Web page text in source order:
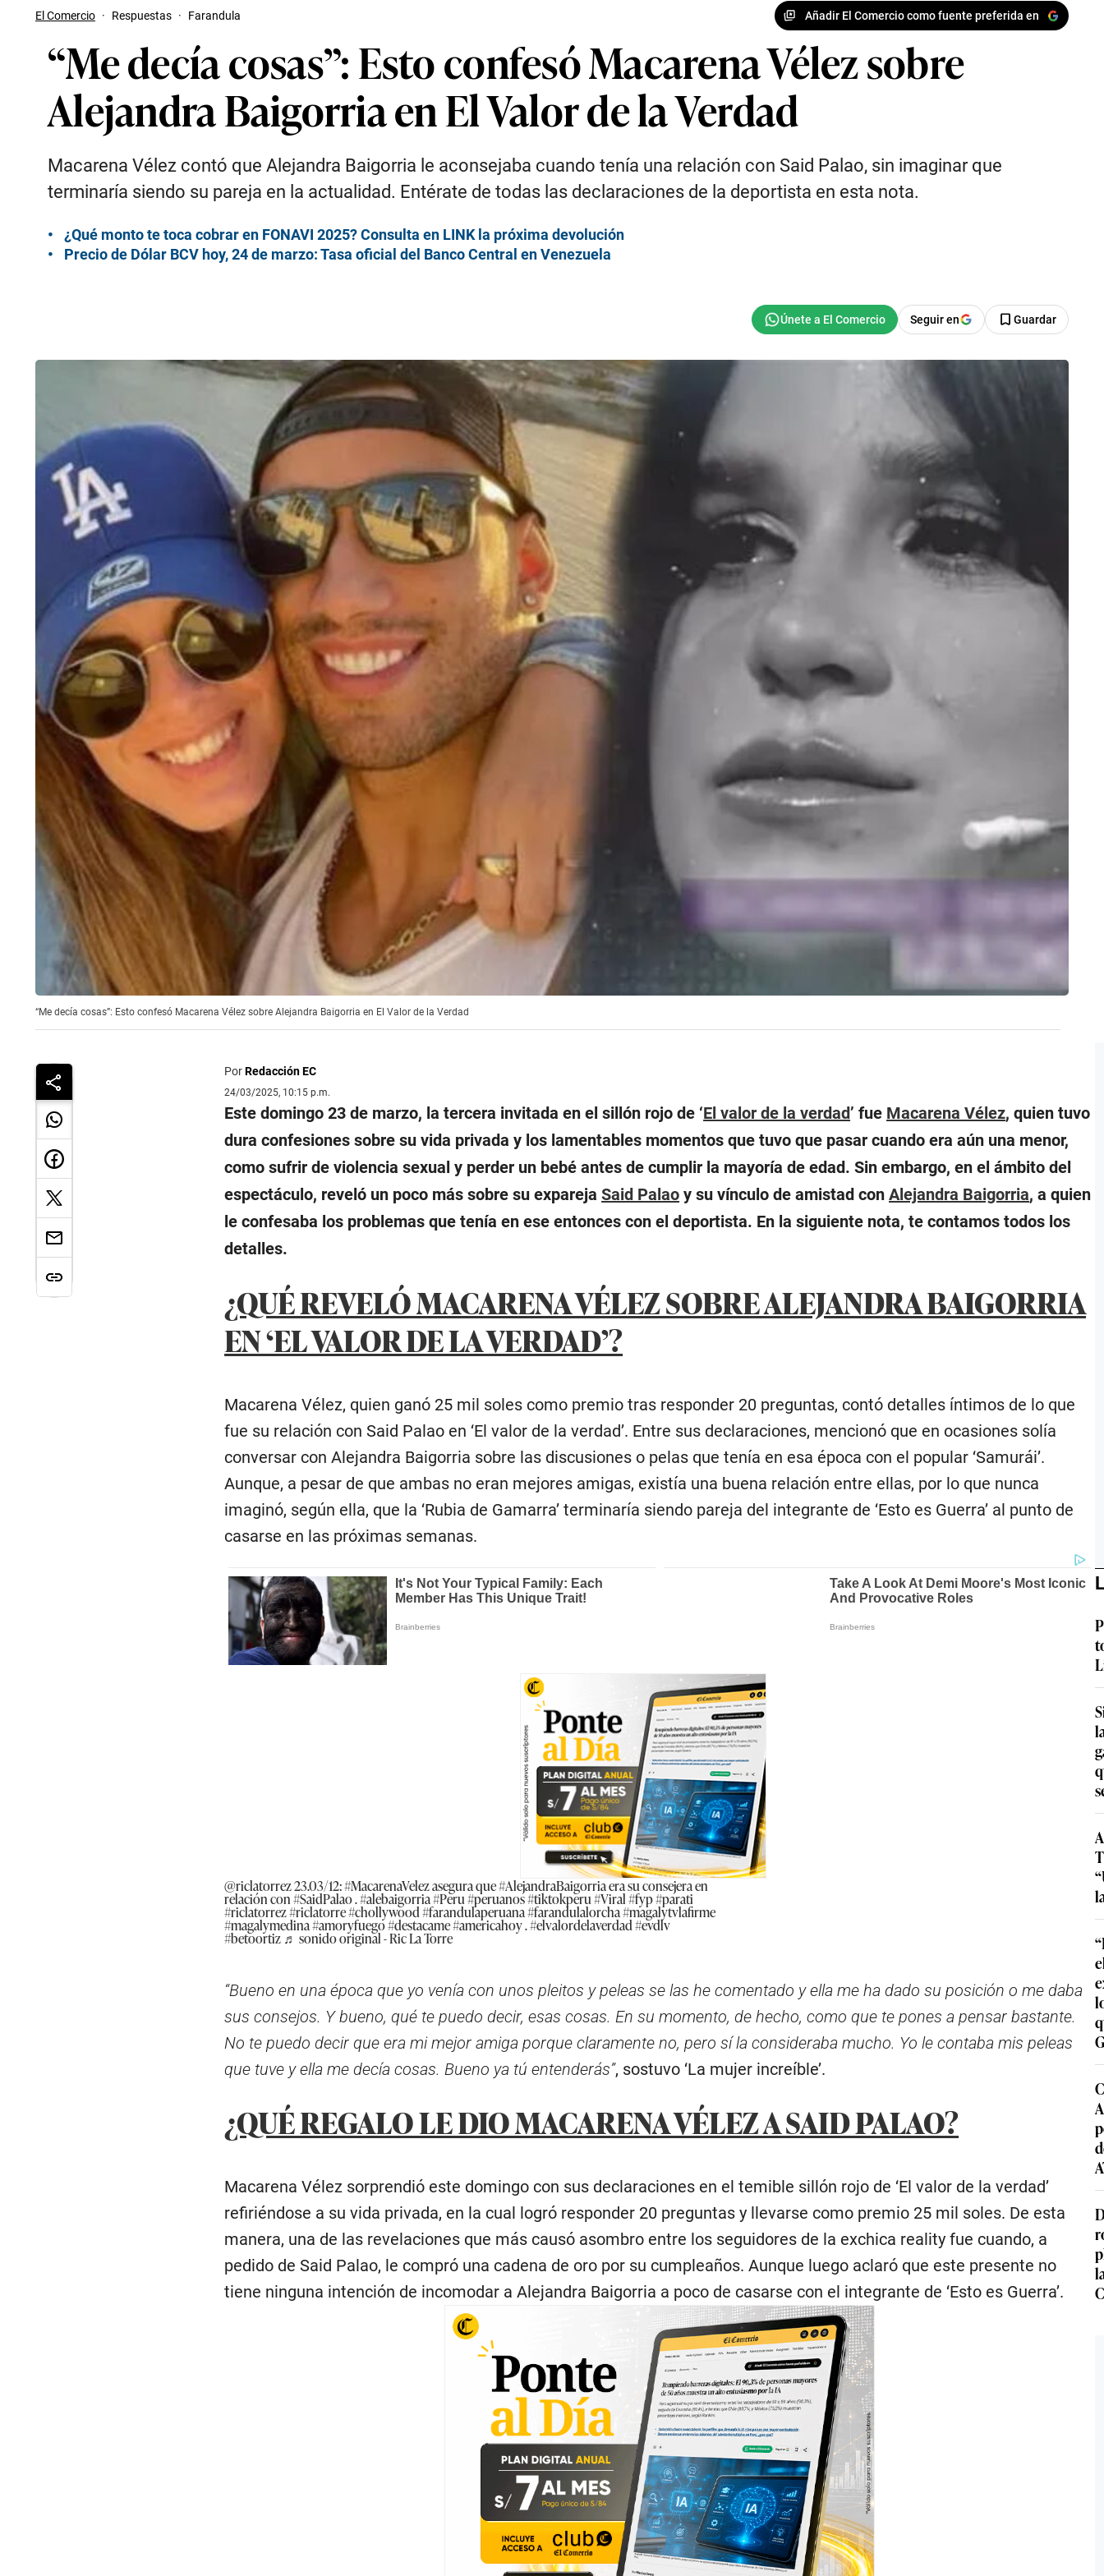
El Comercio · Respuestas · Farandula Añadir El Comercio como fuente preferida en
“Me decía cosas”: Esto confesó Macarena Vélez sobre
Alejandra Baigorria en El Valor de la Verdad
Macarena Vélez contó que Alejandra Baigorria le aconsejaba cuando tenía una relación con Said Palao, sin imaginar que
terminaría siendo su pareja en la actualidad. Entérate de todas las declaraciones de la deportista en esta nota.
¿Qué monto te toca cobrar en FONAVI 2025? Consulta en LINK la próxima devolución
Precio de Dólar BCV hoy, 24 de marzo: Tasa oficial del Banco Central en Venezuela
Seguir en Guardar
“Me decía cosas”: Esto confesó Macarena Vélez sobre Alejandra Baigorria en El Valor de la Verdad
PorRedacción EC
24/03/2025, 10:15 p.m.
Este domingo 23 de marzo, la tercera invitada en el sillón rojo de ‘El valor de la verdad’ fue Macarena Vélez, quien tuvo
dura confesiones sobre su vida privada y los lamentables momentos que tuvo que pasar cuando era aún una menor,
como sufrir de violencia sexual y perder un bebé antes de cumplir la mayoría de edad. Sin embargo, en el ámbito del
espectáculo, reveló un poco más sobre su exparejaSaid Palao y su vínculo de amistad conAlejandra Baigorria, a quien
le confesaba los problemas que tenía en ese entonces con el deportista. En la siguiente nota, te contamos todos los
detalles.
¿QUÉ REVELÓ MACARENA VÉLEZ SOBRE ALEJANDRA BAIGORRIA
EN ‘EL VALOR DE LA VERDAD’?
Macarena Vélez, quien ganó 25 mil soles como premio tras responder 20 preguntas, contó detalles íntimos de lo que
fue su relación con Said Palao en ‘El valor de la verdad’. Entre sus declaraciones, mencionó que en ocasiones solía
conversar con Alejandra Baigorria sobre las discusiones o pelas que tenía en esa época con el popular ‘Samurái’.
Aunque, a pesar de que ambas no eran mejores amigas, existía una buena relación entre ellas, por lo que nunca
imaginó, según ella, que la ‘Rubia de Gamarra’ terminaría siendo pareja del integrante de ‘Esto es Guerra’ al punto de
casarse en las próximas semanas.
@riclatorrez23.03/12:#MacarenaVelezasegura que#AlejandraBaigorriaera su consejera en
relación con#SaidPalao.#alebaigorria#Peru#peruanos#tiktokperu#Viral#fyp#parati
#riclatorrez#riclatorre#chollywood#farandulaperuana#farandulalorcha#magalytvlafirme
#magalymedina#amoryfuego#destacame#americahoy.#elvalordelaverdad#evdlv
#betoortiz ♬ sonido original - Ric La Torre
“Bueno en una época que yo venía con unos pleitos y peleas se las he comentado y ella me ha dado su posición o me daba
sus consejos. Y bueno, qué te puedo decir, esas cosas. En su momento, de hecho, como que te pones a pensar bastante.
No te puedo decir que era mi mejor amiga porque claramente no, pero sí la consideraba mucho. Yo le contaba mis peleas
que tuve y ella me decía cosas. Bueno ya tú entenderás”, sostuvo ‘La mujer increíble’.
¿QUÉ REGALO LE DIO MACARENA VÉLEZ A SAID PALAO?
Macarena Vélez sorprendió este domingo con sus declaraciones en el temible sillón rojo de ‘El valor de la verdad’
refiriéndose a su vida privada, en la cual logró responder 20 preguntas y llevarse como premio 25 mil soles. De esta
manera, una de las revelaciones que más causó asombro entre los seguidores de la exchica reality fue cuando, a
pedido de Said Palao, le compró una cadena de oro por su cumpleaños. Aunque luego aclaró que este presente no
tiene ninguna intención de incomodar a Alejandra Baigorria a poco de casarse con el integrante de ‘Esto es Guerra’.